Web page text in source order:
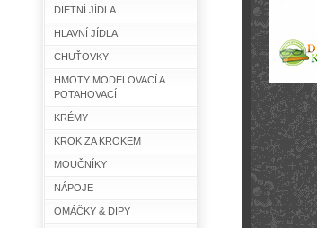
DIETNÍ JÍDLA
HLAVNÍ JÍDLA
CHUŤOVKY
HMOTY MODELOVACÍ A
POTAHOVACÍ
KRÉMY
KROK ZA KROKEM
MOUČNÍKY
NÁPOJE
OMÁČKY & DIPY